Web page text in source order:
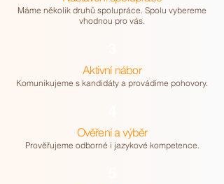
Máme několik druhů spolupráce. Spolu vybereme
vhodnou pro vás.
Aktivní nábor
Komunikujeme s kandidáty a provádíme pohovory.
Ověření a výběr
Prověřujeme odborné i jazykové kompetence.